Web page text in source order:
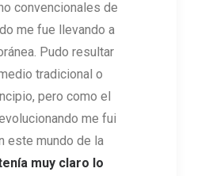
convencionales de
me fue llevando a
Pudo resultar
tradicional o
pero como el
me fui
este mundo de la
muy claro lo